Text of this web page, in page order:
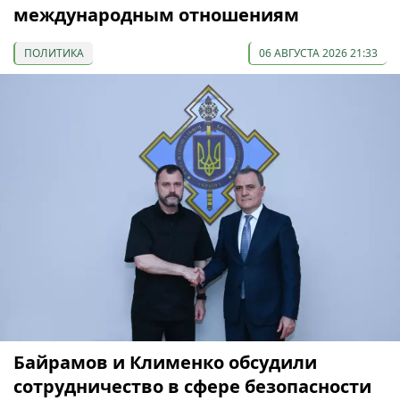
международным отношениям
ПОЛИТИКА 06 АВГУСТА 2026 21:33
Байрамов и Клименко обсудили
сотрудничество в сфере безопасности